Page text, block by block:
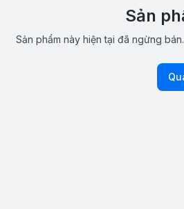
Sản
Sản phẩm này hiện tại đã ngừng